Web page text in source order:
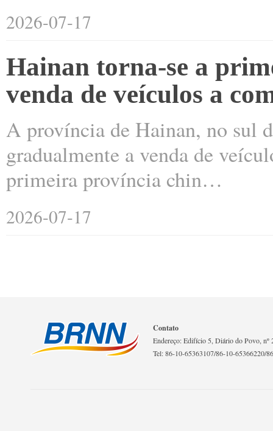
2026-07-17
Hainan torna-se a
venda de veículos a
A província de Hainan, no sul
gradualmente a venda de
primeira província chin…
2026-07-17
Contato
Endereço: Edifício 5, Diário do Povo,
Tel: 86-10-65363107/86-10-65366220/